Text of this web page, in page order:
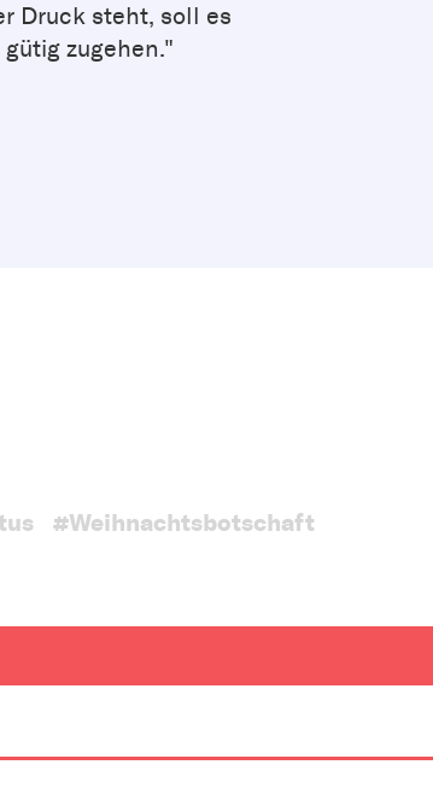
Druck steht, soll es
zugehen."
#Weihnachtsbotschaft